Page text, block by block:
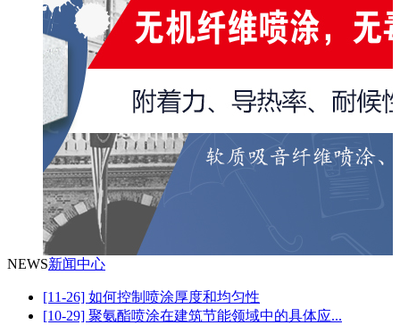
NEWS新闻中心
[11-26] 如何控制喷涂厚度和均匀性
[10-29] 聚氨酯喷涂在建筑节能领域中的具体应...